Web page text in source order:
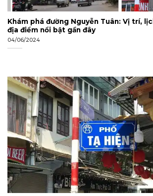
Khám phá đường Nguyễn Tuân: Vị trí,
địa điểm nổi bật gần đây
04/06/2024